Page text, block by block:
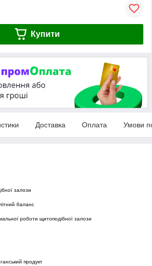
Купити
Доставка Оплата Умови
залози
баланс
роботи щитоподібної залози
продукт